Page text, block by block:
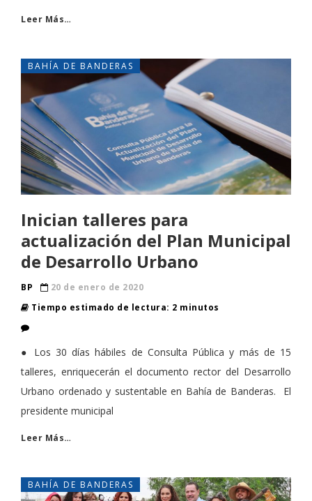
Leer Más…
BAHÍA DE BANDERAS
Inician talleres para
actualización del Plan Municipal
de Desarrollo Urbano
BP
20 de enero de 2020
Tiempo estimado de lectura: 2 minutos
● Los 30 días hábiles de Consulta Pública y más de 15
talleres, enriquecerán el documento rector del Desarrollo
Urbano ordenado y sustentable en Bahía de Banderas. El
presidente municipal
Leer Más…
BAHÍA DE BANDERAS